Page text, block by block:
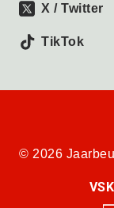
X / Twitter
TikTok
© 2026